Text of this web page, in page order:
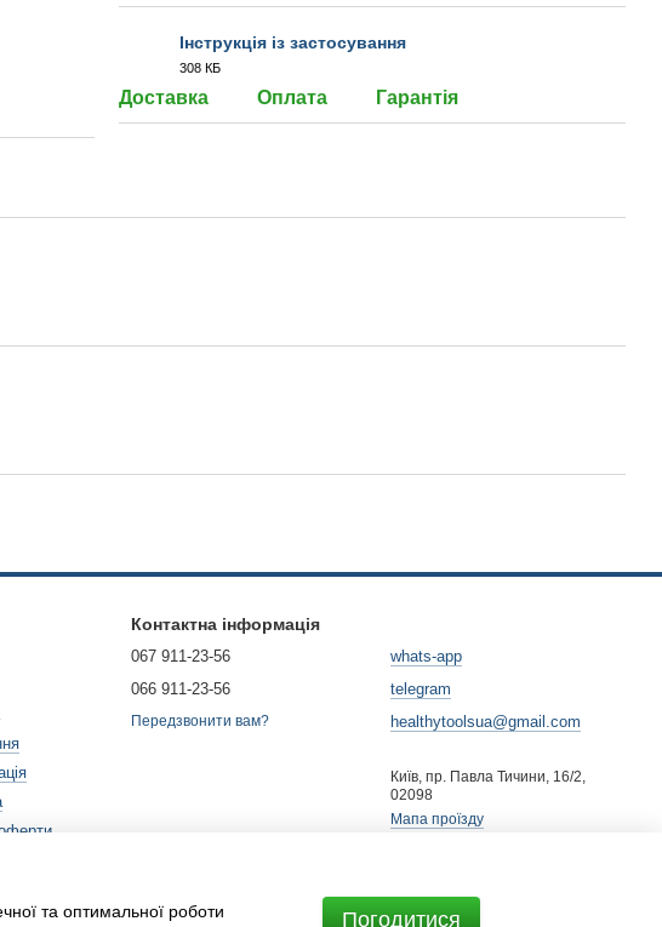
Інструкція із застосування
308 КБ
Доставка Оплата Гарантія
оферти
Контактна інформація
067 911-23-56
066 911-23-56
Передзвонити вам?
whats-app
telegram
healthytoolsua@gmail.com
Київ, пр. Павла Тичини, 16/2,
02098
Мапа проїзду
та оптимальної роботи
Погодитися